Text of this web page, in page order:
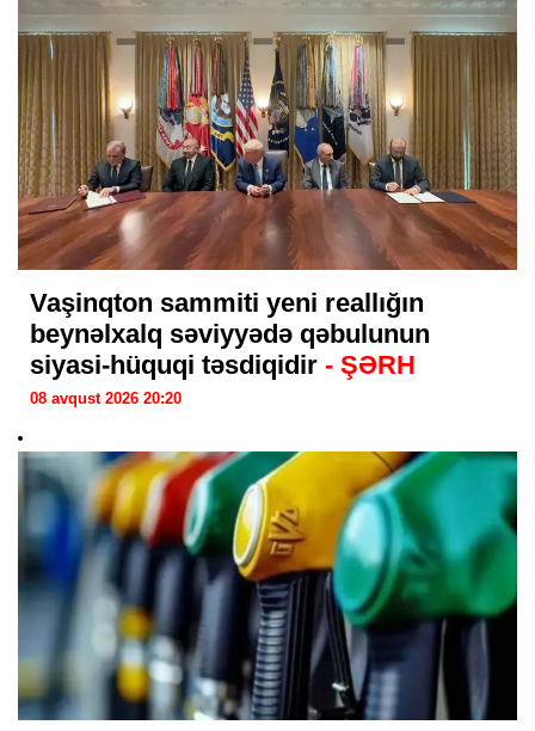
Vaşinqton sammiti yeni reallığın
beynəlxalq səviyyədə qəbulunun
siyasi-hüquqi təsdiqidir - ŞƏRH
08 avqust 2026 20:20